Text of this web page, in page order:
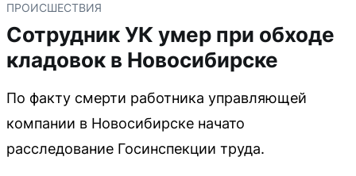
ПРОИСШЕСТВИЯ
Сотрудник УК умер при обходе
кладовок в Новосибирске
По факту смерти работника управляющей
компании в Новосибирске начато
расследование Госинспекции труда.